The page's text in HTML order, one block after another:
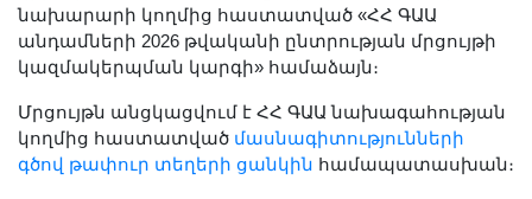
Լուսանկարներ
Տեսադարան
Այլ ակադեմիաներ
«Գիտություն» թերթ
նախարարի կողմից հաստատված «ՀՀ ԳԱԱ
անդամների 2026 թվականի ընտրության մրցույթի
կազմակերպման կարգի» համաձայն։
Մրցույթն անցկացվում է ՀՀ ԳԱԱ նախագահության
կողմից հաստատված մասնագիտությունների
գծով թափուր տեղերի ցանկին համապատասխան։